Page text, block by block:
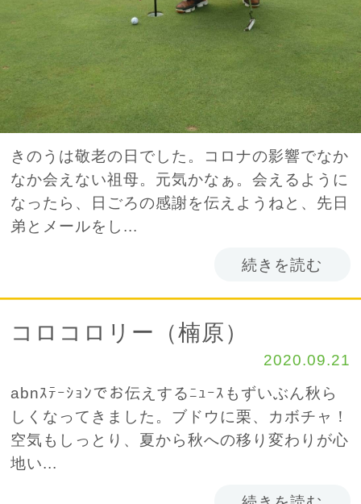
きのうは敬老の日でした。コロナの影響でなか
なか会えない祖母。元気かなぁ。会えるように
なったら、日ごろの感謝を伝えようねと、先日
弟とメールをし...
続きを読む
コロコロリー（楠原）
2020.09.21
abnｽﾃｰｼｮﾝでお伝えするﾆｭｰｽもずいぶん秋ら
しくなってきました。ブドウに栗、カボチャ！
空気もしっとり、夏から秋への移り変わりが心
地い...